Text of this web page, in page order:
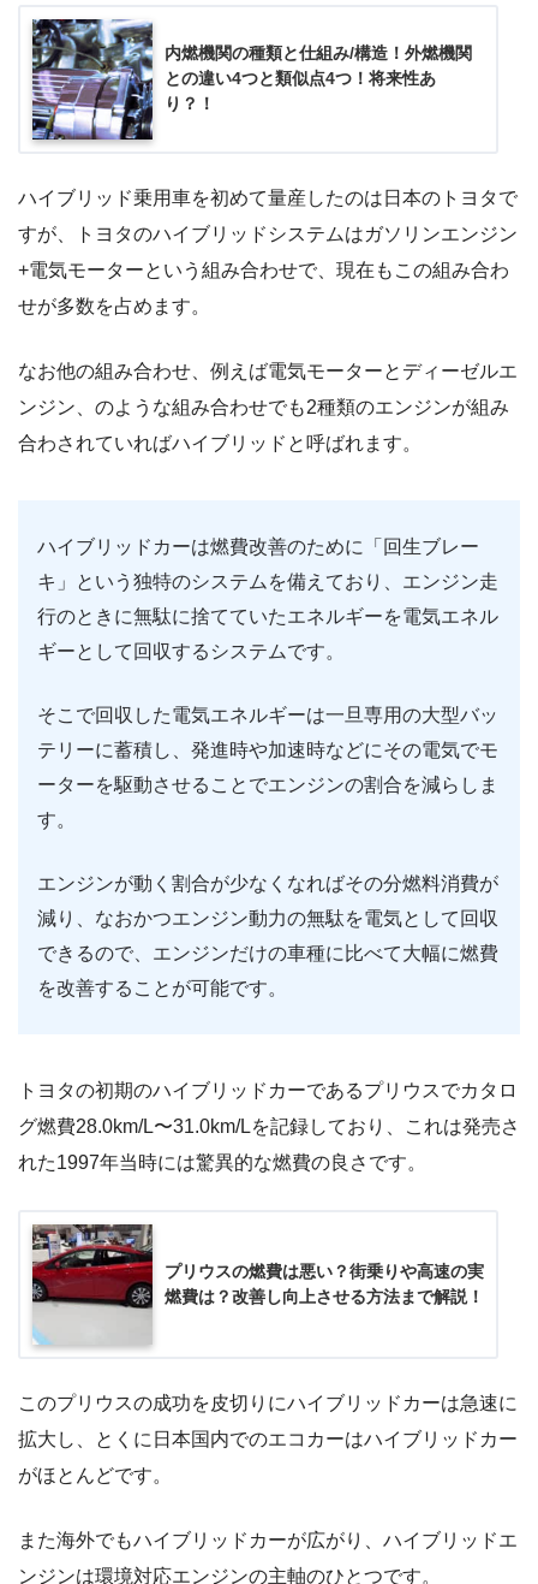
内燃機関の種類と仕組み/構造！外燃機関
との違い4つと類似点4つ！将来性あ
り？！
ハイブリッド乗用車を初めて量産したのは日本のトヨタで
すが、トヨタのハイブリッドシステムはガソリンエンジン
+電気モーターという組み合わせで、現在もこの組み合わ
せが多数を占めます。
なお他の組み合わせ、例えば電気モーターとディーゼルエ
ンジン、のような組み合わせでも2種類のエンジンが組み
合わされていればハイブリッドと呼ばれます。
ハイブリッドカーは燃費改善のために「回生ブレー
キ」という独特のシステムを備えており、エンジン走
行のときに無駄に捨てていたエネルギーを電気エネル
ギーとして回収するシステムです。
そこで回収した電気エネルギーは一旦専用の大型バッ
テリーに蓄積し、発進時や加速時などにその電気でモ
ーターを駆動させることでエンジンの割合を減らしま
す。
エンジンが動く割合が少なくなればその分燃料消費が
減り、なおかつエンジン動力の無駄を電気として回収
できるので、エンジンだけの車種に比べて大幅に燃費
を改善することが可能です。
トヨタの初期のハイブリッドカーであるプリウスでカタロ
グ燃費28.0km/L〜31.0km/Lを記録しており、これは発売さ
れた1997年当時には驚異的な燃費の良さです。
プリウスの燃費は悪い？街乗りや高速の実
燃費は？改善し向上させる方法まで解説！
このプリウスの成功を皮切りにハイブリッドカーは急速に
拡大し、とくに日本国内でのエコカーはハイブリッドカー
がほとんどです。
また海外でもハイブリッドカーが広がり、ハイブリッドエ
ンジンは環境対応エンジンの主軸のひとつです。